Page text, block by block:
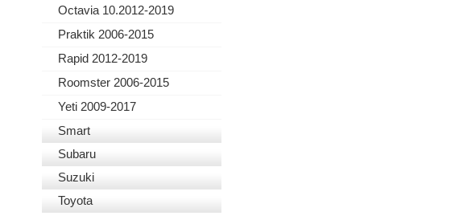
Octavia 10.2012-2019
Praktik 2006-2015
Rapid 2012-2019
Roomster 2006-2015
Yeti 2009-2017
Smart
Subaru
Suzuki
Toyota